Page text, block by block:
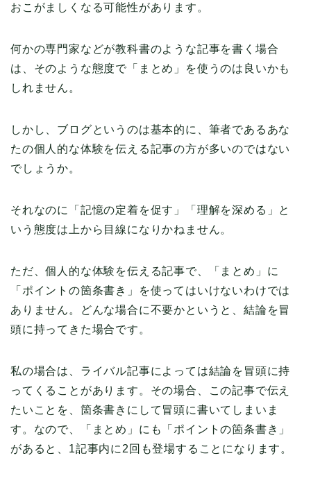
おこがましくなる可能性があります。
何かの専門家などが教科書のような記事を書く場合
は、そのような態度で「まとめ」を使うのは良いかも
しれません。
しかし、ブログというのは基本的に、筆者であるあな
たの個人的な体験を伝える記事の方が多いのではない
でしょうか。
それなのに「記憶の定着を促す」「理解を深める」と
いう態度は上から目線になりかねません。
ただ、個人的な体験を伝える記事で、「まとめ」に
「ポイントの箇条書き」を使ってはいけないわけでは
ありません。どんな場合に不要かというと、結論を冒
頭に持ってきた場合です。
私の場合は、ライバル記事によっては結論を冒頭に持
ってくることがあります。その場合、この記事で伝え
たいことを、箇条書きにして冒頭に書いてしまいま
す。なので、「まとめ」にも「ポイントの箇条書き」
があると、1記事内に2回も登場することになります。